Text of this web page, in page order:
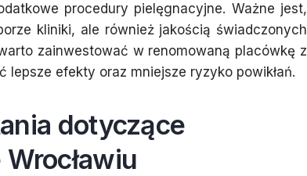
procedury pielęgnacyjne. Ważne jest,
kliniki, ale również jakością świadczonych
zainwestować w renomowaną placówkę z
efekty oraz mniejsze ryzyko powikłań.
dotyczące